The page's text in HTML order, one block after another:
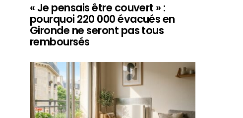
« Je pensais être couvert » :
pourquoi 220 000 évacués en
Gironde ne seront pas tous
remboursés